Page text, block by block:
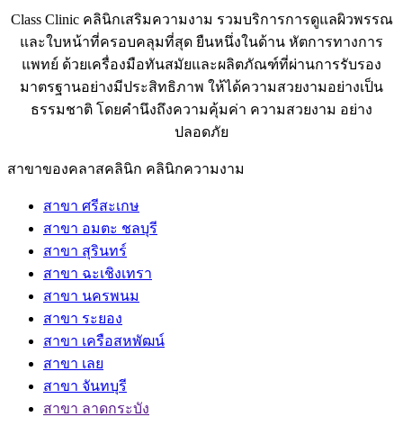
Class Clinic คลินิกเสริมความงาม รวมบริการการดูแลผิวพรรณ
และใบหน้าที่ครอบคลุมที่สุด ยืนหนึ่งในด้าน หัตการทางการ
แพทย์ ด้วยเครื่องมือทันสมัยและผลิตภัณฑ์ที่ผ่านการรับรอง
มาตรฐานอย่างมีประสิทธิภาพ ให้ได้ความสวยงามอย่างเป็น
ธรรมชาติ โดยคำนึงถึงความคุ้มค่า ความสวยงาม อย่าง
ปลอดภัย
สาขาของคลาสคลินิก คลินิกความงาม
สาขา ศรีสะเกษ
สาขา อมตะ ชลบุรี
สาขา สุรินทร์
สาขา ฉะเชิงเทรา
สาขา นครพนม
สาขา ระยอง
สาขา เครือสหพัฒน์
สาขา เลย
สาขา จันทบุรี
สาขา ลาดกระบัง